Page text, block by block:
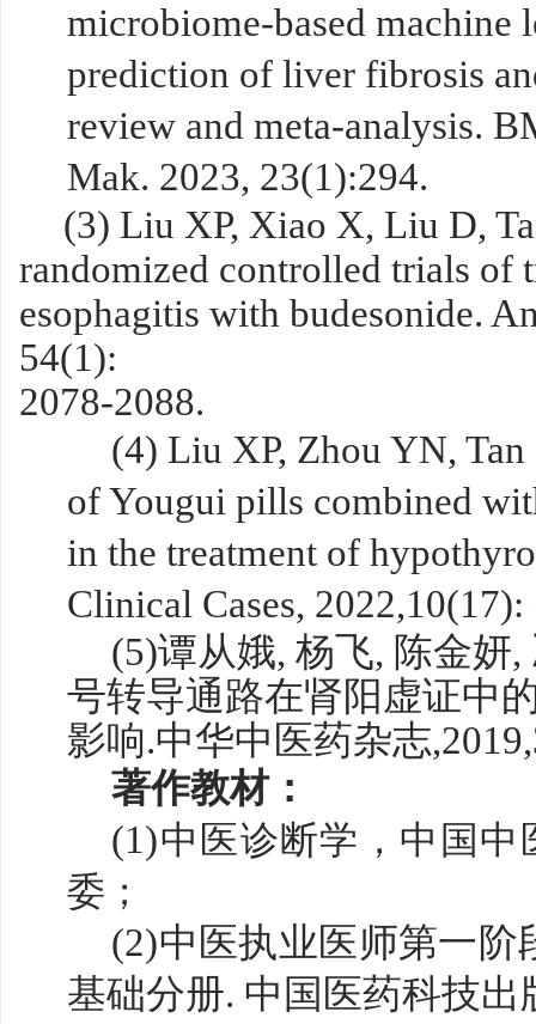
microbiome-based machine
prediction of liver fibrosis
review and meta-analysis.
Mak. 2023, 23(1):294.
(3) Liu XP, Xiao X, Liu D,
randomized controlled trials of
esophagitis with budesonide.
54(1):
2078-2088.
(4) Liu XP, Zhou YN,
of Yougui pills combined
in the treatment of
Clinical Cases, 2022,10(17):
(5)谭从娥, 杨飞, 陈金妍
号转导通路在肾阳虚证中
影响.中华中医药杂志
著作教材：
(1)中医诊断学，中国中
委；
(2)中医执业医师第一
基础分册. 中国医药科技出